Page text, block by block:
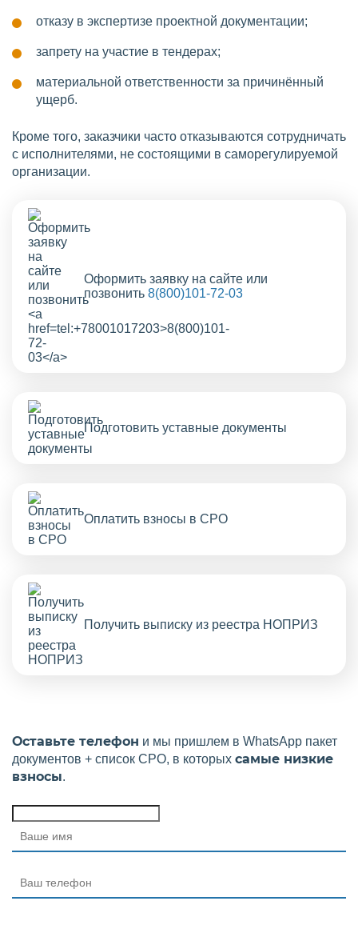
отказу в экспертизе проектной документации;
запрету на участие в тендерах;
материальной ответственности за причинённый
ущерб.
Кроме того, заказчики часто отказываются сотрудничать
с исполнителями, не состоящими в саморегулируемой
организации.
Оформить заявку на сайте или
позвонить 8(800)101-72-03
Подготовить уставные документы
Оплатить взносы в СРО
Получить выписку из реестра НОПРИЗ
Оставьте телефон и мы пришлем в WhatsApp пакет
документов + список СРО, в которых самые низкие
взносы.